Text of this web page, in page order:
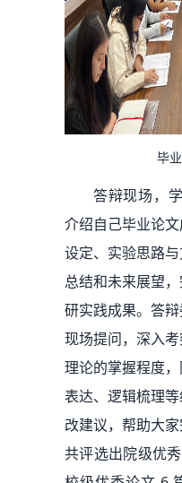
毕
答辩现场，
介绍自己毕业论
设定、实验思路
总结和未来展望
研实践成果。答
现场提问，深入
理论的掌握程度
表达、逻辑梳理
改建议，帮助大
共评选出院级优